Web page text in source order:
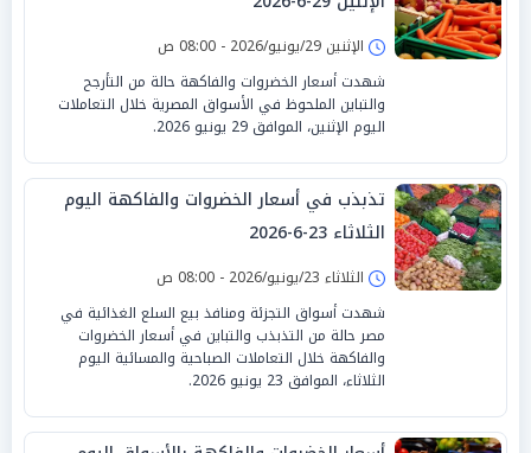
الإثنين 29/يونيو/2026 - 08:00 ص
شهدت أسعار الخضروات والفاكهة حالة من التأرجح
والتباين الملحوظ في الأسواق المصرية خلال التعاملات
اليوم الإثنين، الموافق 29 يونيو 2026.
تذبذب في أسعار الخضروات والفاكهة اليوم
الثلاثاء 23-6-2026
الثلاثاء 23/يونيو/2026 - 08:00 ص
شهدت أسواق التجزئة ومنافذ بيع السلع الغذائية في
مصر حالة من التذبذب والتباين في أسعار الخضروات
والفاكهة خلال التعاملات الصباحية والمسائية اليوم
الثلاثاء، الموافق 23 يونيو 2026.